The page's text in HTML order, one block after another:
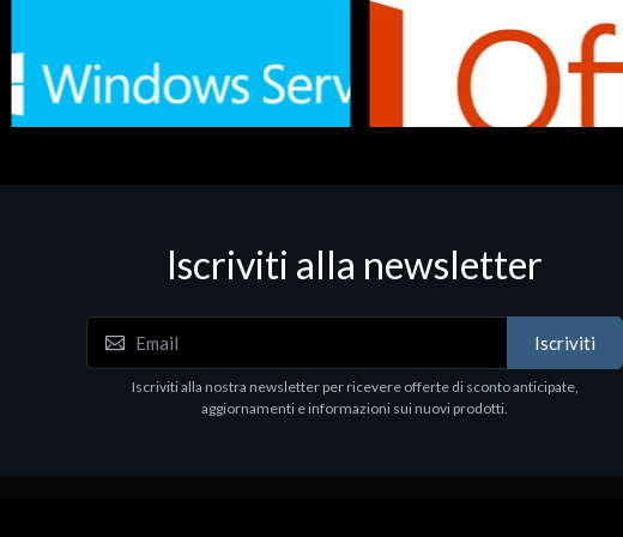
Software - Office Productivity Software - Office Productivity
Iscriviti alla newsletter
Iscriviti
Iscriviti alla nostra newsletter per ricevere offerte di sconto anticipate,
aggiornamenti e informazioni sui nuovi prodotti.